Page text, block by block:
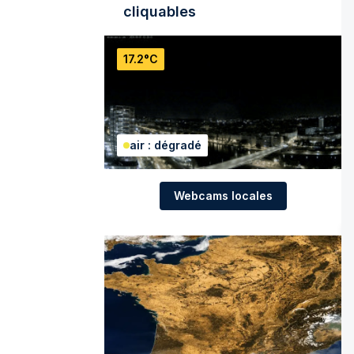
cliquables
17.2°C
air : dégradé
Webcams locales